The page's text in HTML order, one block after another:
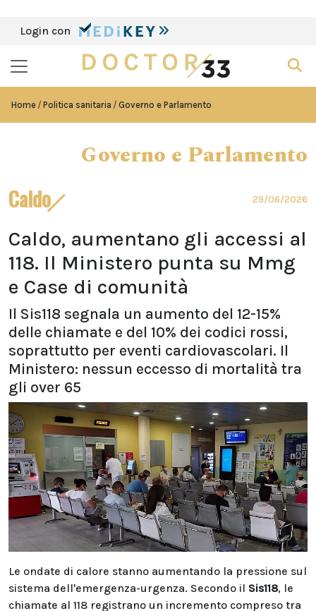
Login con
Home Politica sanitaria Governo e Parlamento
Governo e Parlamento
Caldo 29/06/2026
Caldo, aumentano gli accessi al
118. Il Ministero punta su Mmg
e Case di comunità
Il Sis118 segnala un aumento del 12-15%
delle chiamate e del 10% dei codici rossi,
soprattutto per eventi cardiovascolari. Il
Ministero: nessun eccesso di mortalità tra
gli over 65
Le ondate di calore stanno aumentando la pressione sul
sistema dell'emergenza-urgenza. Secondo il Sis118, le
chiamate al 118 registrano un incremento compreso tra